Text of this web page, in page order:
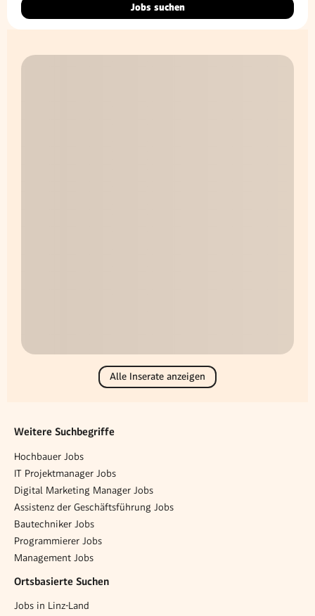
Jobs suchen
Alle Inserate anzeigen
Weitere Suchbegriffe
Hochbauer Jobs
IT Projektmanager Jobs
Digital Marketing Manager Jobs
Assistenz der Geschäftsführung Jobs
Bautechniker Jobs
Programmierer Jobs
Management Jobs
Ortsbasierte Suchen
Jobs in Linz-Land